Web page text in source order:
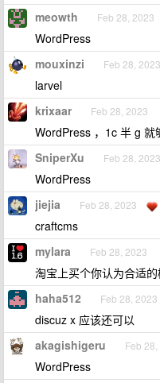
meowth Feb 28, 2023
WordPress
mouxinzi Feb 28, 2023
larvel
krixaar Feb 28, 2023
WordPress ，1c 半 g 就
SniperXu Feb 28, 2023
WordPress
jiejia Feb 28, 2023
craftcms
mylara Feb 28, 2023
淘宝上买个你认为合适
haha512 Feb 28, 2023
discuz x 应该还可以
akagishigeru Feb
WordPress